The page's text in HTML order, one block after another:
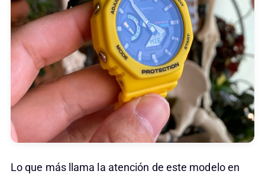
Lo que más llama la atención de este modelo en